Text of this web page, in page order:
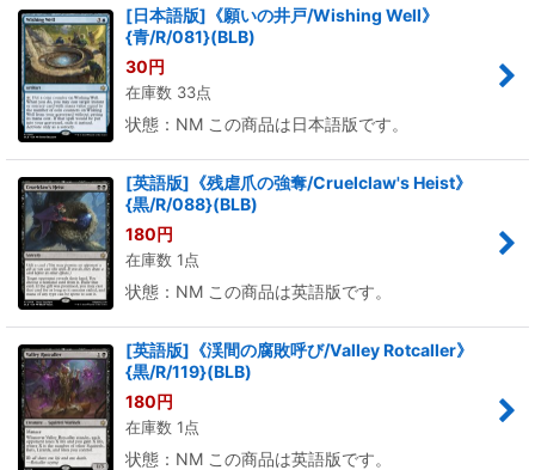
[日本語版]《願いの井戸/Wishing Well》
{青/R/081}(BLB)
30円
在庫数 33点
状態：NM この商品は日本語版です。
[英語版]《残虐爪の強奪/Cruelclaw's Heist》
{黒/R/088}(BLB)
180円
在庫数 1点
状態：NM この商品は英語版です。
[英語版]《渓間の腐敗呼び/Valley Rotcaller》
{黒/R/119}(BLB)
180円
在庫数 1点
状態：NM この商品は英語版です。